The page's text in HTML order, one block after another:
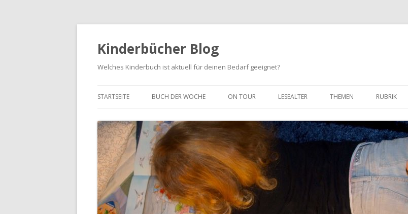
Kinderbücher Blog
Welches Kinderbuch ist aktuell für deinen Bedarf geeignet?
zum
STARTSEITE BUCH DER WOCHE ON TOUR LESEALTER
3 BIS 6 JAHRE
THEMEN
SPORT
KINDERGARTEN / SCHULE
FREUNDSCHAFT
RUBRIK
LERNEN /
FANTASY